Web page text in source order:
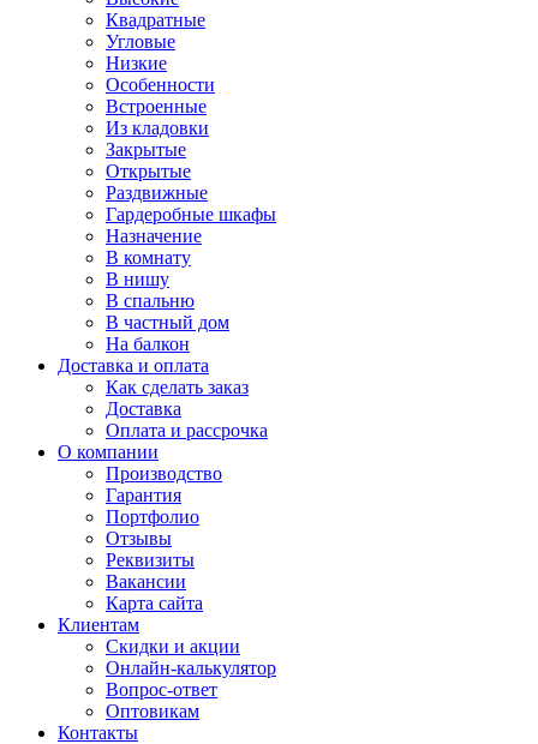
Квадратные
Угловые
Низкие
Особенности
Встроенные
Из кладовки
Закрытые
Открытые
Раздвижные
Гардеробные шкафы
Назначение
В комнату
В нишу
В спальню
В частный дом
На балкон
Доставка и оплата
Как сделать заказ
Доставка
Оплата и рассрочка
О компании
Производство
Гарантия
Портфолио
Отзывы
Реквизиты
Вакансии
Карта сайта
Клиентам
Скидки и акции
Онлайн-калькулятор
Вопрос-ответ
Оптовикам
Контакты